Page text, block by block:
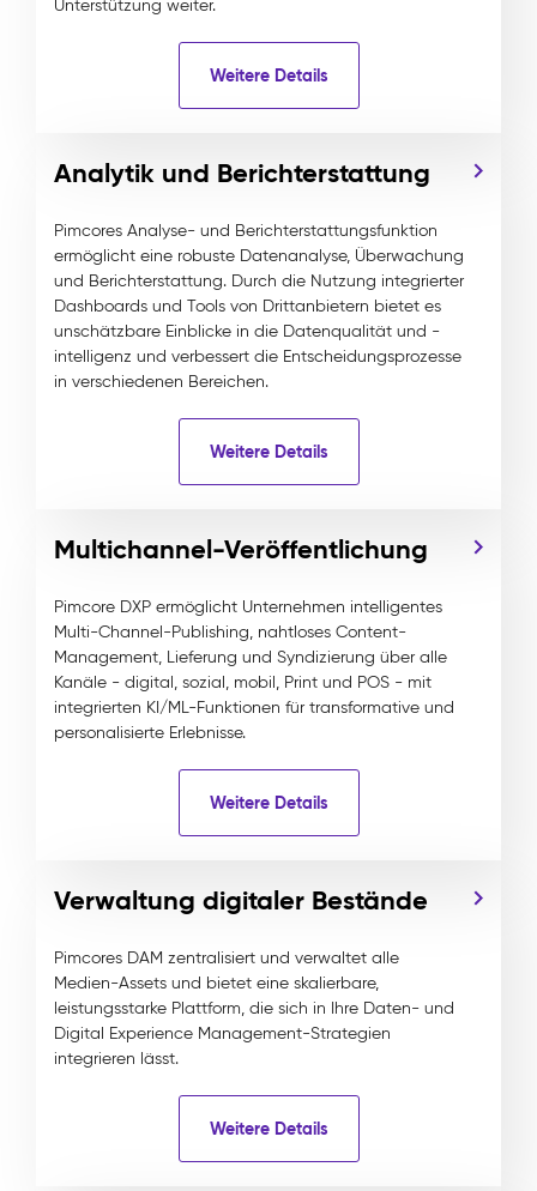
Unterstützung weiter.
Weitere Details
Analytik und Berichterstattung
Pimcores Analyse- und Berichterstattungsfunktion
ermöglicht eine robuste Datenanalyse, Überwachung
und Berichterstattung. Durch die Nutzung integrierter
Dashboards und Tools von Drittanbietern bietet es
unschätzbare Einblicke in die Datenqualität und -
intelligenz und verbessert die Entscheidungsprozesse
in verschiedenen Bereichen.
Weitere Details
Multichannel-Veröffentlichung
Pimcore DXP ermöglicht Unternehmen intelligentes
Multi-Channel-Publishing, nahtloses Content-
Management, Lieferung und Syndizierung über alle
Kanäle - digital, sozial, mobil, Print und POS - mit
integrierten KI/ML-Funktionen für transformative und
personalisierte Erlebnisse.
Weitere Details
Verwaltung digitaler Bestände
Pimcores DAM zentralisiert und verwaltet alle
Medien-Assets und bietet eine skalierbare,
leistungsstarke Plattform, die sich in Ihre Daten- und
Digital Experience Management-Strategien
integrieren lässt.
Weitere Details